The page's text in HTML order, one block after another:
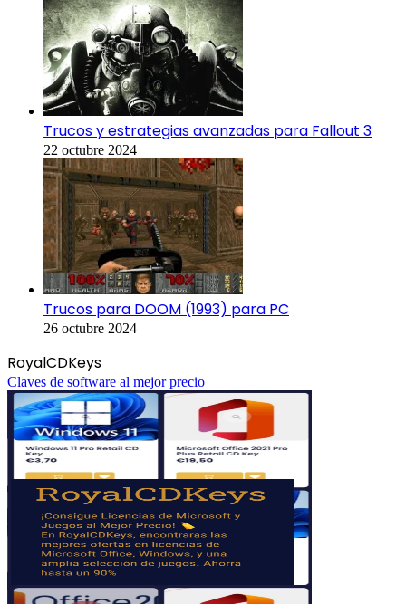
Trucos y estrategias avanzadas para Fallout 3
22 octubre 2024
Trucos para DOOM (1993) para PC
26 octubre 2024
RoyalCDKeys
Claves de software al mejor precio